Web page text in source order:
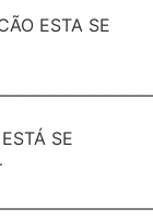
ESTA SE
SE